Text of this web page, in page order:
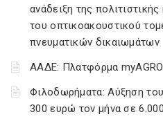
ανάδειξη της
του οπτικοακουστικού
πνευματικών δικαιωμάτων
ΑΑΔΕ: Πλατφόρμα myAGRO
Φιλοδωρήματα: Αύξηση
300 ευρώ τον μήνα σε